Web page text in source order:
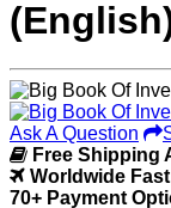
Ask A Question
Free Shipping
Worldwide
70+ Payment